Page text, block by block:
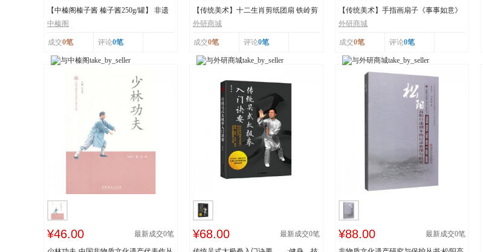
【中榛阁榛子酱 榛子酱250g/罐】 非遗
工艺 榛香浓...
中榛阁
成交0笔 评论0笔
【传统美术】十二生肖剪纸团扇 铁岭剪
纸 市级非物...
外研商城
成交0笔 评论0笔
【传统美术】手指画扇子《事事如意》
辽宁省级非物...
外研商城
成交0笔 评论0笔
¥46.00 最新成交0笔 ¥68.00 最新成交0笔 ¥88.00 最新成交0笔